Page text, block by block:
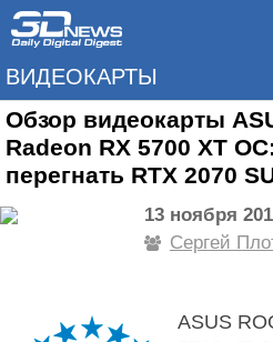
ВИДЕОКАРТЫ
Обзор видеокарты
Radeon RX 5700 XT
перегнать RTX 2070
13 ноября
Сергей
ASUS